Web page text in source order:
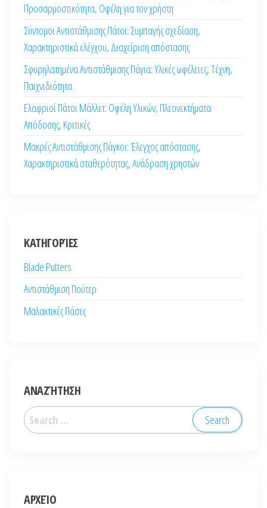
Προσαρμοστικότητα, Οφέλη για τον χρήστη
Σύντομοι Αντιστάθμισης Πάτοι: Συμπαγής σχεδίαση,
Χαρακτηριστικά ελέγχου, Διαχείριση απόστασης
Σφυρηλατημένα Αντιστάθμισης Πάγια: Υλικές ωφέλειες, Τέχνη,
Παιχνιδιότητα
Ελαφριοί Πάτοι Μάλλετ: Οφέλη Υλικών, Πλεονεκτήματα
Απόδοσης, Κριτικές
Μακρές Αντιστάθμισης Πάγκοι: Έλεγχος απόστασης,
Χαρακτηριστικά σταθερότητας, Ανάδραση χρηστών
ΚΑΤΗΓΟΡΊΕΣ
Blade Putters
Αντιστάθμιση Πούτερ
Μαλακτικές Πάσες
ΑΝΑΖΉΤΗΣΗ
Search
for:
ΑΡΧΕΊΟ